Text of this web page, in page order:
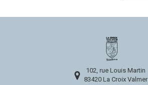
102, rue Louis Martin
83420 La Croix Valmer